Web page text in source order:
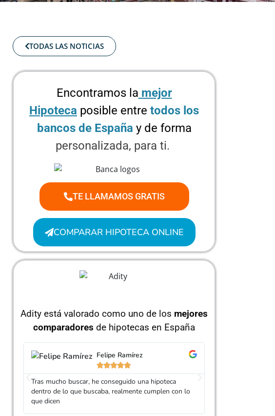
TODAS LAS NOTICIAS
Encontramos la mejor
Hipoteca posible entre todos los
bancos de España y de forma
personalizada, para ti.
TE LLAMAMOS GRATIS
COMPARAR HIPOTECA ONLINE
Adity está valorado como uno de los mejores
comparadores de hipotecas en España
Carolina Garcés

El agente de Adity me ofreció varios presupuestos de
diferentes bancos y se dejó la piel para que encontrase
una hipoteca que me convenciera. ¡Chapó!